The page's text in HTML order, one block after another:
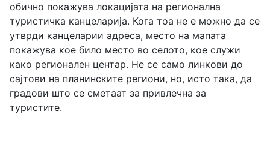
обично покажува локацијата на регионална
туристичка канцеларија. Кога тоа не е можно да се
утврди канцеларии адреса, место на мапата
покажува кое било место во селото, кое служи
како регионален центар. Не се само линкови до
сајтови на планинските региони, но, исто така, да
градови што се сметаат за привлечна за
туристите.